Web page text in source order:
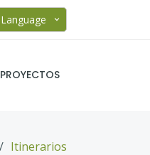
Language
PROYECTOS
Itinerarios